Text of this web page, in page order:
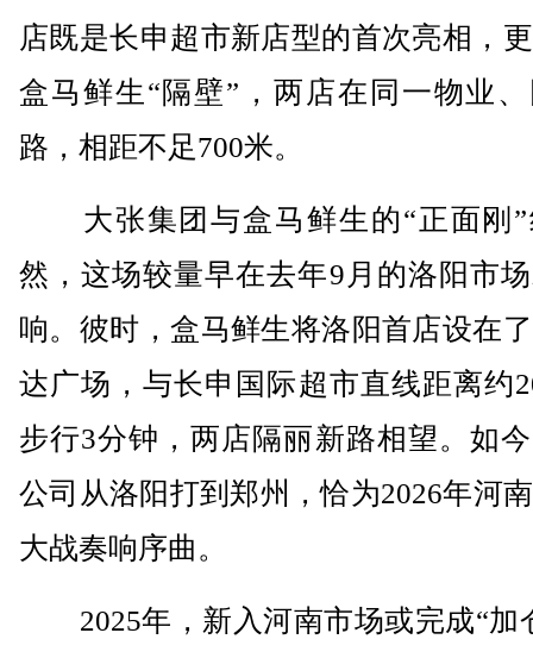
店既是长申超市新店型的首次亮相，
盒马鲜生“隔壁”，两店在同一物业
路，相距不足700米。
大张集团与盒马鲜生的“正面刚”
然，这场较量早在去年9月的洛阳市
响。彼时，盒马鲜生将洛阳首店设在
达广场，与长申国际超市直线距离约
步行3分钟，两店隔丽新路相望。如
公司从洛阳打到郑州，恰为2026年河
大战奏响序曲。
2025年，新入河南市场或完成“加